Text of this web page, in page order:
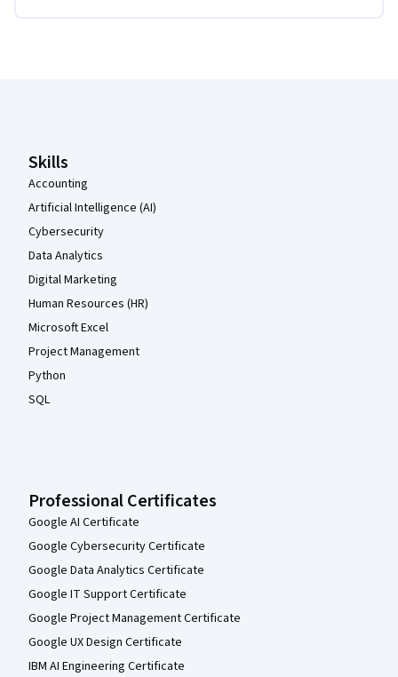
Skills
Accounting
Artificial Intelligence (AI)
Cybersecurity
Data Analytics
Digital Marketing
Human Resources (HR)
Microsoft Excel
Project Management
Python
SQL
Professional Certificates
Google AI Certificate
Google Cybersecurity Certificate
Google Data Analytics Certificate
Google IT Support Certificate
Google Project Management Certificate
Google UX Design Certificate
IBM AI Engineering Certificate